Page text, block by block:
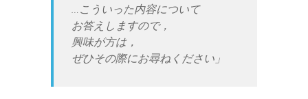
…こういった内容について
お答えしますので，
興味が方は，
ぜひその際にお尋ねください」